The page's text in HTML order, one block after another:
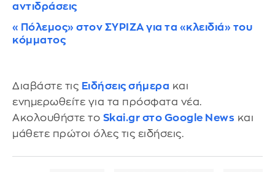
αντιδράσεις
«Πόλεμος» στον ΣΥΡΙΖΑ για τα «κλειδιά» του
κόμματος
Διαβάστε τις Ειδήσεις σήμερα και
ενημερωθείτε για τα πρόσφατα νέα.
Ακολουθήστε το Skai.gr στο Google News και
μάθετε πρώτοι όλες τις ειδήσεις.